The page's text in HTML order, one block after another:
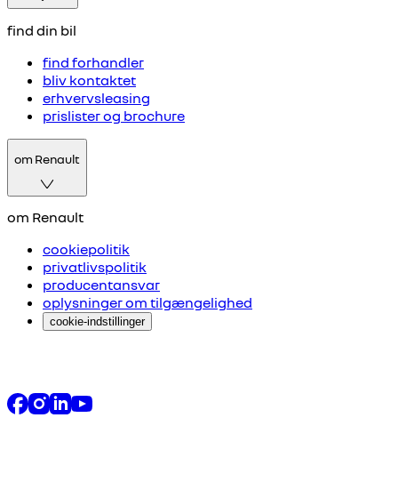
find din bil
find forhandler
bliv kontaktet
erhvervsleasing
prislister og brochure
om Renault
om Renault
cookiepolitik
privatlivspolitik
producentansvar
oplysninger om tilgængelighed
cookie-indstillinger